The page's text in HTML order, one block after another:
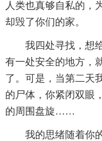
人类也真够自私的，
却毁了你们的家。
我四处寻找，想
有一处安全的地方，
了。可是，当第二天
的尸体，你紧闭双眼
的周围盘旋……
我的思绪随着你